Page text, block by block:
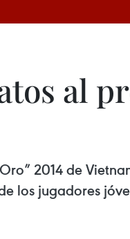
al
2014 de
los jugadores